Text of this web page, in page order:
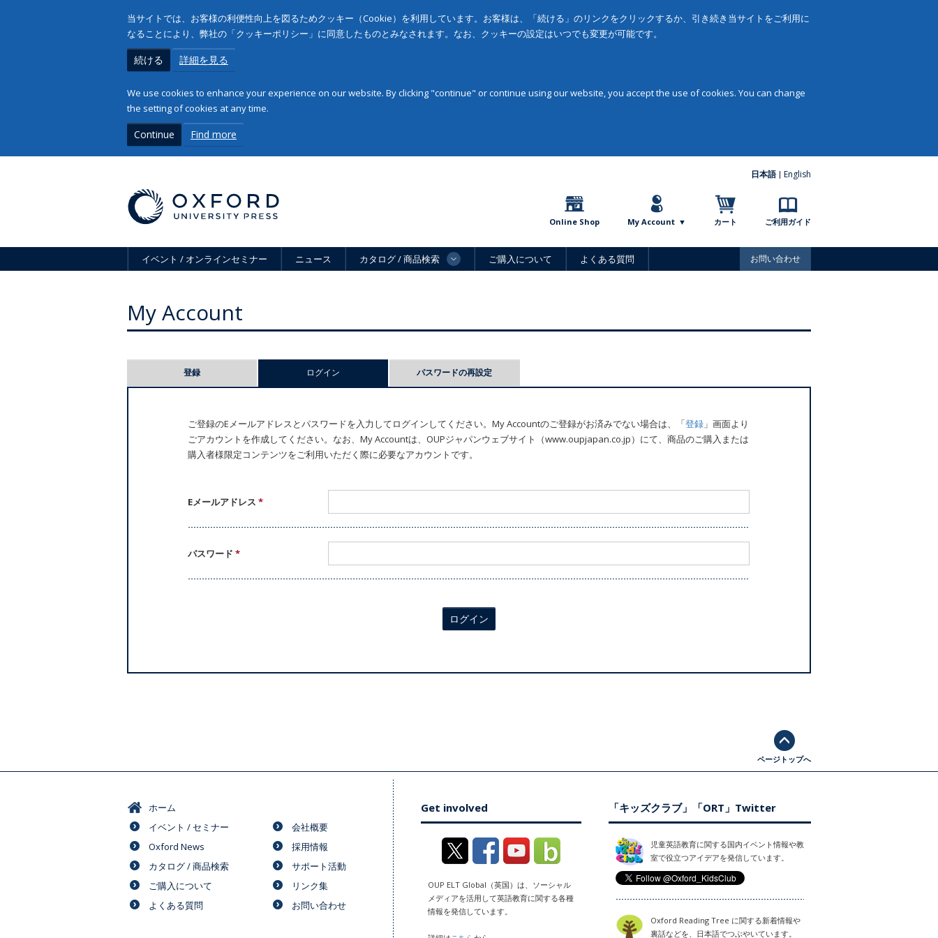
当サイトでは、お客様の利便性向上を図るためクッキー（Cookie）を利用しています。お客様は、「続ける」のリンクをクリックするか、引き続き当サイトをご利用に
なることにより、弊社の「クッキーポリシー」に同意したものとみなされます。なお、クッキーの設定はいつでも変更が可能です。
続ける 詳細を見る
We use cookies to enhance your experience on our website. By clicking "continue" or continue using our website, you accept the use of cookies. You can change
the setting of cookies at any time.
Continue Find more
日本語 English
Online Shop My Account カート ご利用ガイド
イベント / オンラインセミナー ニュース カタログ / 商品検索 ご購入について よくある質問 お問い合わせ
My Account
登録 ログイン パスワードの再設定
ご登録のEメールアドレスとパスワードを入力してログインしてください。My Accountのご登録がお済みでない場合は、「登録 」画面より
ごアカウントを作成してください。なお、My Accountは、OUPジャパンウェブサイト（www.oupjapan.co.jp）にて、商品のご購入または
購入者様限定コンテンツをご利用いただく際に必要なアカウントです。
Eメールアドレス*
パスワード*
ログイン
ページトップへ
ホーム
イベント / セミナー
Oxford News
カタログ / 商品検索
ご購入について
よくある質問
会社概要
採用情報
サポート活動
リンク集
お問い合わせ
Get involved
OUP ELT Global（英国）は、ソーシャル
メディアを活用して英語教育に関する各種
情報を発信しています。
「キッズクラブ」「ORT」Twitter
児童英語教育に関する国内イベント情報や教
室で役立つアイデアを発信しています。
Oxford Reading Tree に関する新着情報や
裏話などを、日本語でつぶやいています。